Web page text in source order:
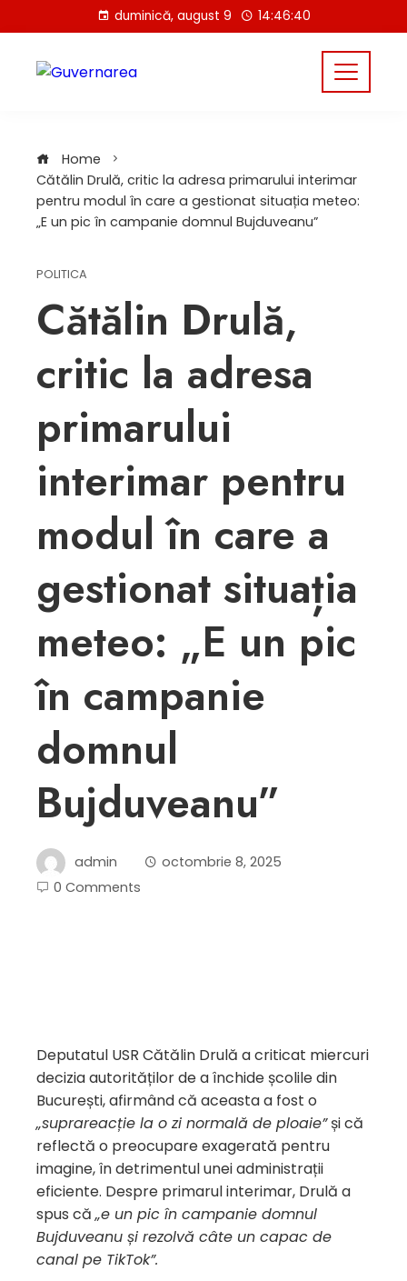
to
content
duminică, august 9 14:46:40
Home
Cătălin Drulă, critic la adresa primarului interimar
pentru modul în care a gestionat situația meteo:
„E un pic în campanie domnul Bujduveanu”
POLITICA
Cătălin Drulă,
critic la adresa
primarului
interimar pentru
modul în care a
gestionat situația
meteo: „E un pic
în campanie
domnul
Bujduveanu”
admin
octombrie 8, 2025
0 Comments
Deputatul USR Cătălin Drulă a criticat miercuri
decizia autorităților de a închide școlile din
București, afirmând că aceasta a fost o
„suprareacție la o zi normală de ploaie”și că
reflectă o preocupare exagerată pentru
imagine, în detrimentul unei administrații
eficiente. Despre primarul interimar, Drulă a
spus că„e un pic în campanie domnul
Bujduveanu și rezolvă câte un capac de
canal pe TikTok”.